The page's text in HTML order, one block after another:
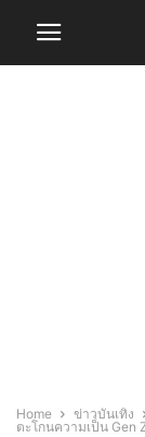
Home ข่าวบันเทิง
ตะโกนความเป็น